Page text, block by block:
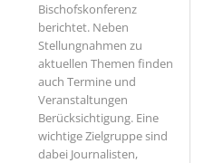
Bischofskonferenz
berichtet. Neben
Stellungnahmen zu
aktuellen Themen finden
auch Termine und
Veranstaltungen
Berücksichtigung. Eine
wichtige Zielgruppe sind
dabei Journalisten,